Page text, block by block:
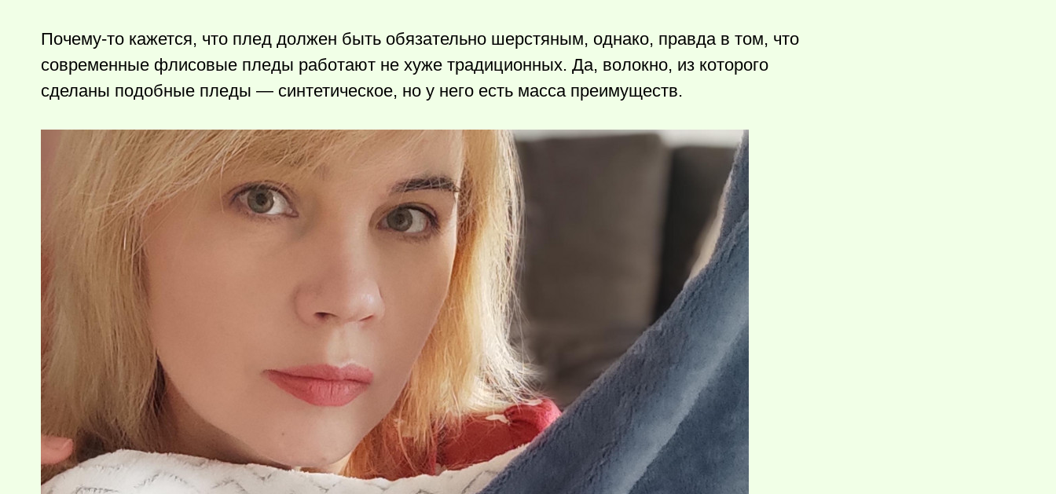
Почему-то кажется, что плед должен быть обязательно шерстяным, однако, правда в том, что
современные флисовые пледы работают не хуже традиционных. Да, волокно, из которого
сделаны подобные пледы — синтетическое, но у него есть масса преимуществ.